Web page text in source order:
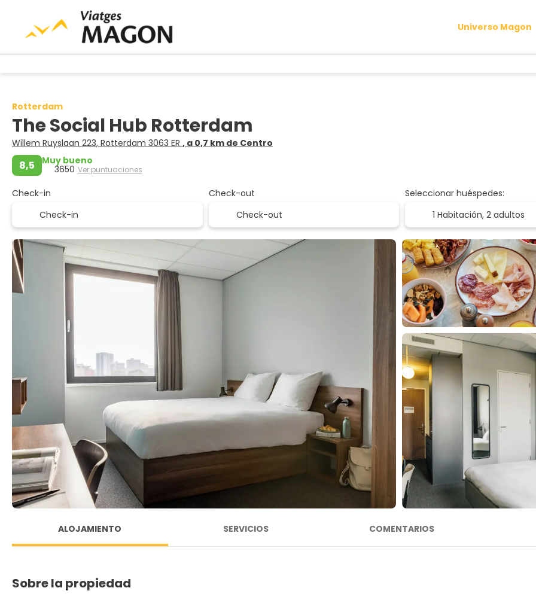
Universo Magon
Rotterdam
The Social Hub Rotterdam
Willem Ruyslaan 223, Rotterdam 3063 ER , a 0,7 km de Centro
8,5 Muy bueno
3650 Ver puntuaciones
Check-in Check-out
Seleccionar huéspedes:
1 Habitación, 2 adultos
ALOJAMIENTO SERVICIOS COMENTARIOS
Sobre la propiedad